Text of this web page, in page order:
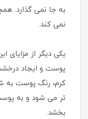
به جا نمی گذارد.
نمی کند.
یکی دیگر از مزایای
پوست و ایجاد
کرم، رنگ پوست به
تر می شود و به
بخشد.